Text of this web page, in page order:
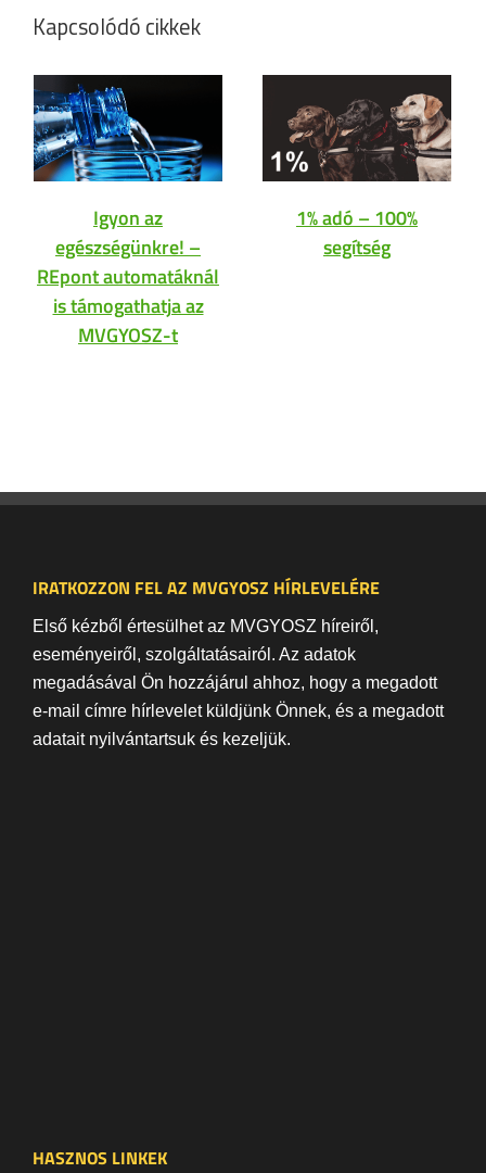
Kapcsolódó cikkek
Igyon az
egészségünkre! –
REpont automatáknál
is támogathatja az
MVGYOSZ-t
1% adó – 100%
segítség
IRATKOZZON FEL AZ MVGYOSZ HÍRLEVELÉRE
Első kézből értesülhet az MVGYOSZ híreiről,
eseményeiről, szolgáltatásairól. Az adatok
megadásával Ön hozzájárul ahhoz, hogy a megadott
e-mail címre hírlevelet küldjünk Önnek, és a megadott
adatait nyilvántartsuk és kezeljük.
HASZNOS LINKEK